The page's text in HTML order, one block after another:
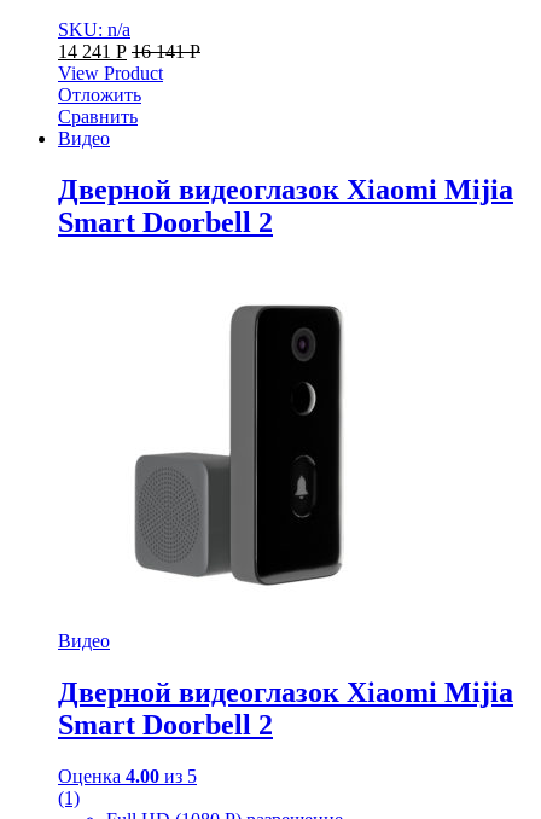
SKU: n/a
14 241 Р 16 141Р
View Product
Отложить
Сравнить
Видео
Дверной видеоглазок Xiaomi Mijia
Smart Doorbell 2
Видео
Дверной видеоглазок Xiaomi Mijia
Smart Doorbell 2
Оценка 4.00 из 5
(1)